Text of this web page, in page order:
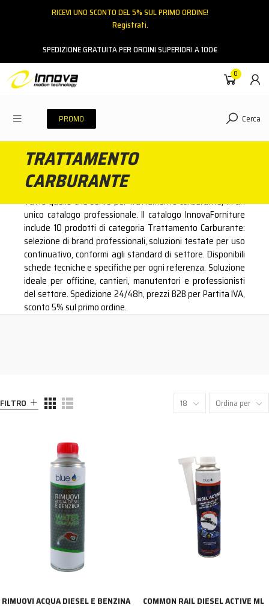
RICEVI UNO SCONTO DEL 5% SUL PRIMO ORDINE!
Registrati.
SPEDIZIONE GRATUITA PER ORDINI SUPERIORI A 100€
0
PROMO Cerca
TRATTAMENTO
CARBURANTE
Tutto quello che serve per trattamento carburante, in un
unico catalogo professionale. Il catalogo InnovaForniture
include 10 prodotti di categoria Trattamento Carburante:
selezione di brand professionali, soluzioni testate per uso
continuativo, conformi agli standard di settore. Disponibili
schede tecniche e specifiche per ogni referenza. Soluzione
ideale per officine, cantieri, manutentori e professionisti
del settore. Spedizione 24/48h, prezzi B2B per Partita IVA,
sconto 5% sul primo ordine.
FILTRO 18 Ordina per
RIMUOVI ACQUA DIESEL E BENZINA
COMMON RAIL DIESEL ACTIVE ML
ACCEDI
Hai dimenticato la password?
NESSUN ACCOUNTCREA UN NUOVO ACCOUNT
Contattaci